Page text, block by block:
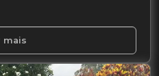
mais